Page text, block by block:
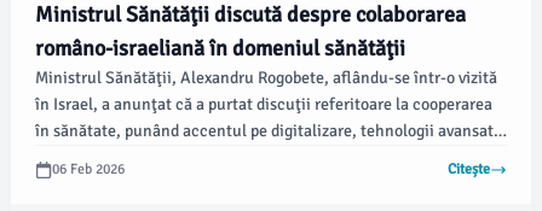
Ministrul Sănătăţii discută despre colaborarea
româno-israeliană în domeniul sănătăţii
Ministrul Sănătăţii, Alexandru Rogobete, aflându-se într-o vizită
în Israel, a anunţat că a purtat discuţii referitoare la cooperarea
în sănătate, punând accentul pe digitalizare, tehnologii avansate
şi dezvoltarea industriei farmaceutice. Potrivit newsbucuresti.ro,
aceste discuţii includ şi organizarea eficientă a asigurărilor de
06 Feb 2026 Citește